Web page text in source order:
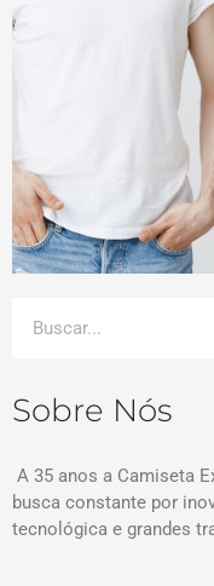
Sobre Nós
A 35 anos a Camiseta
busca constante por
tecnológica e grandes